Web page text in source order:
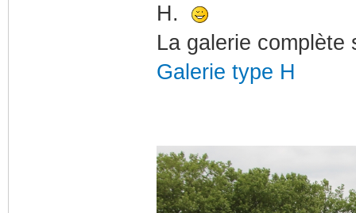
H.
La galerie complète
Galerie type H